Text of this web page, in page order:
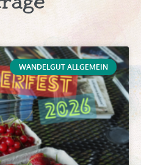
WANDELGUT ALLGEMEIN